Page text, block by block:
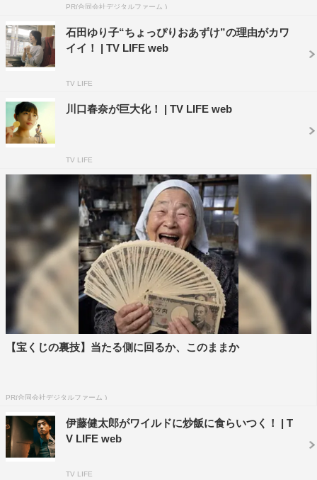
PR(合同会社デジタルファーム )
石田ゆり子“ちょっぴりおあずけ”の理由がカワ
イイ！ | TV LIFE web
TV LIFE
川口春奈が巨大化！ | TV LIFE web
TV LIFE
【宝くじの裏技】当たる側に回るか、このままか
PR(合同会社デジタルファーム )
伊藤健太郎がワイルドに炒飯に食らいつく！ | T
V LIFE web
TV LIFE